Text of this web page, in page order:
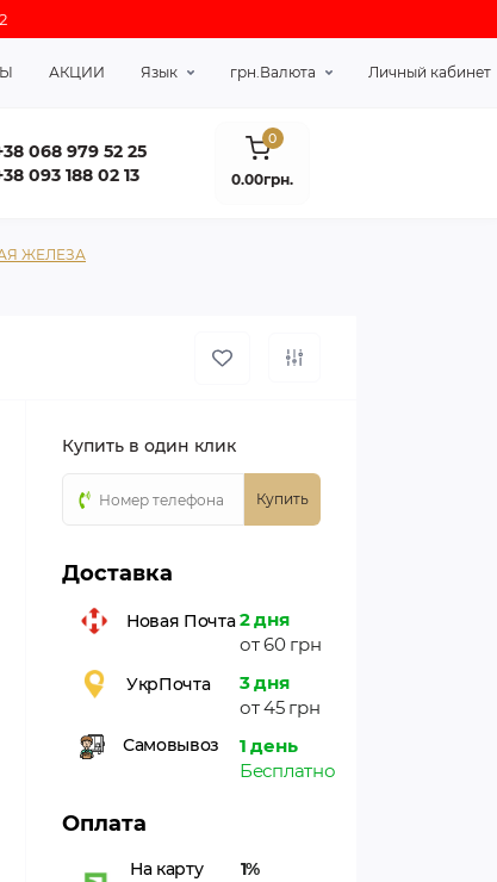
АКЦИИ Язык грн.Валюта Личный кабинет
068 979 52 25
093 188 02 13
0
0.00грн.
ЖЕЛЕЗА
Купить в один клик
Купить
Доставка
Новая Почта 2 дня
от 60 грн
УкрПочта
3 дня
от 45 грн
Самовывоз
1 день
Бесплатно
Оплата
На карту
1%